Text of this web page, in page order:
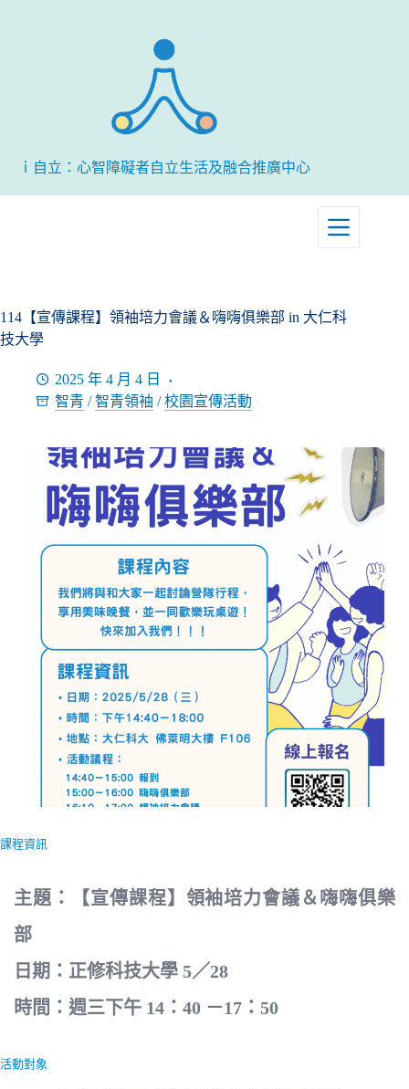
ｉ自立：心智障礙者自立生活及融合推廣中心
114【宣傳課程】領袖培力會議＆嗨嗨俱樂部 in 大仁科
技大學
2025 年 4 月 4 日
智青 /智青領袖 /校園宣傳活動
課程資訊
主題：【宣傳課程】領袖培力會議＆嗨嗨俱樂
部
日期： 正修科技大學 5／28
時間：週三下午 14：40 －17：50
活動對象